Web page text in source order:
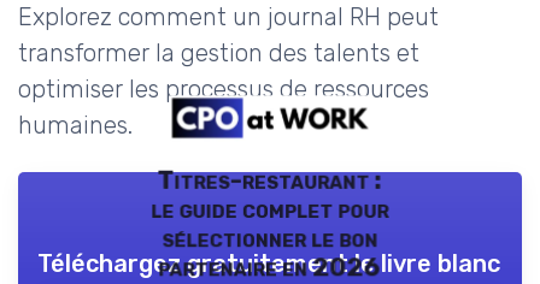
Explorez comment un journal RH peut
transformer la gestion des talents et
optimiser les processus de ressources
humaines.
Titres-restaurant :
le guide complet pour
sélectionner le bon
partenaire en 2026
Téléchargez gratuitement le livre blanc